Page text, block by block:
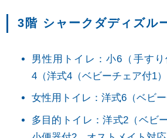
3階 シャークダディズル
男性用トイレ：小6（手す
4（洋式4（ベビーチェア付1）
女性用トイレ：洋式6（ベビー
多目的トイレ：洋式2（ベビ